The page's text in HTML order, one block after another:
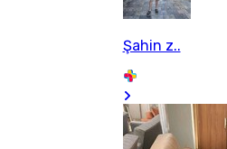
Şahin z..